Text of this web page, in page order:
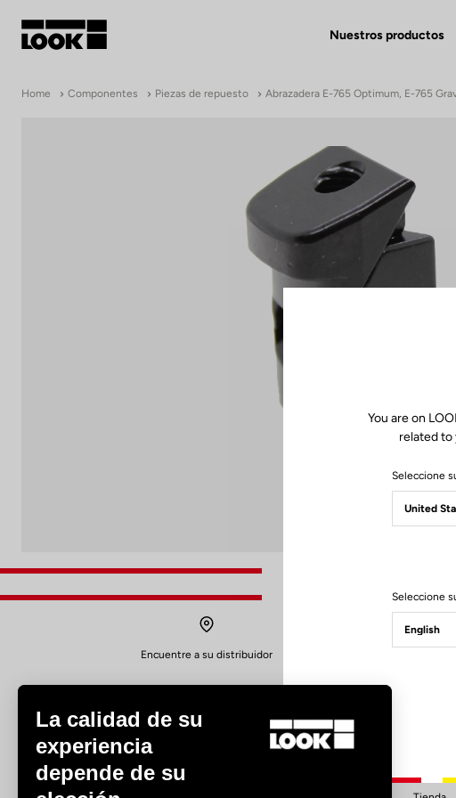
Nuestros productos
Home Componentes Piezas de repuesto Abrazadera E-765 Optimum, E-765
Encuentre a su distribuidor
You are on
related to
Seleccione
Seleccione
La calidad de su
experiencia
depende de su